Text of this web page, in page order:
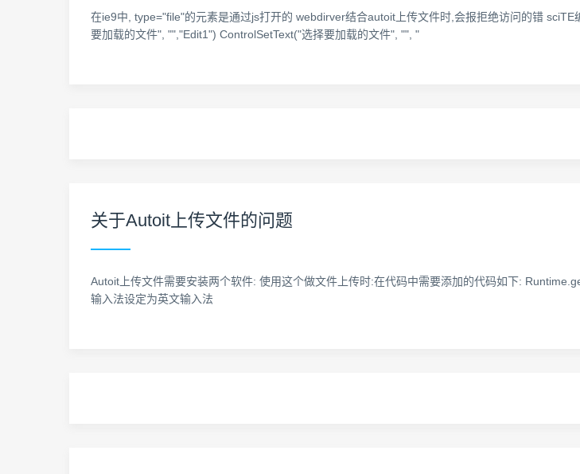
在ie9中, type="file"的元素是通过js打开的 webdirver结合autoit上传文件时,会报拒绝访问的错
要加载的文件", "","Edit1") ControlSetText("选择要加载的文件", "", "
关于Autoit上传文件的问题
Autoit上传文件需要安装两个软件: 使用这个做文件上传时:在代码中需要添加的代码如下:
输入法设定为英文输入法